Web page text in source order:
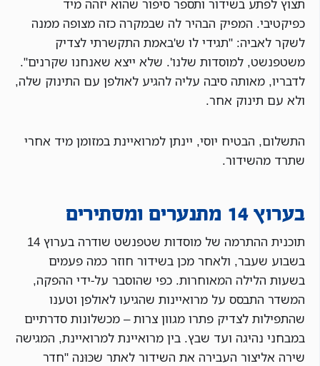
תצוץ לפתע בשידור ותספר סיפור שהוא יזהה מיד
כפיקטיבי. המפיק הבהיר לה שבמקרה כזה מצופה ממנה
לשקר לאביה: "תגידי לו ש'באמת התקשרתי לצדיק
משטפנשט, למוסדות שלנו'. שלא ייצא שאנחנו שקרנים".
לדבריו, מאותה סיבה עליה להגיע לאולפן עם התינוק שלה,
ולא עם תינוק אחר.
התשלום, הבטיח יוסי, יינתן למרואיינת במזומן מיד אחרי
שתרד מהשידור.
בערוץ 14 מתנערים ומסתירים
תוכנית ההתרמה של מוסדות שטפנשט שודרה בערוץ 14
בשבוע שעבר, ולאחר מכן בשידור חוזר כמה פעמים
בשעות הלילה המאוחרות. כפי שהוסבר על-ידי ההפקה,
המשדר התבסס על מרואיינות שהגיעו לאולפן וטענו
שהתפילות לצדיק פתרו מגוון צרות – מכשלונות סדרתיים
במבחני נהיגה ועד שבץ. בין מרואיינת למרואיינת, המגישה
שירה אליצור העבירה את השידור לאתר שכּוּנה "חדר